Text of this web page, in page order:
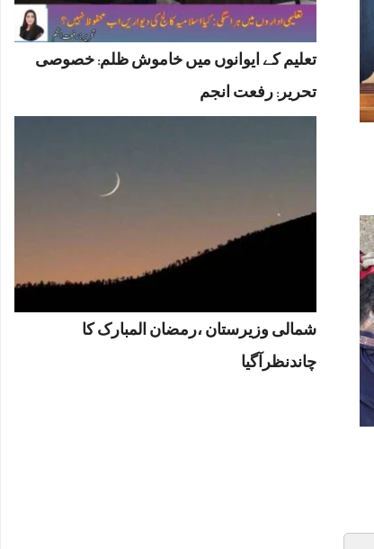
تعلیم کے ایوانوں میں خاموش ظلم: خصوصی
تحریر: رفعت انجم
شمالی وزیرستان ،رمضان المبارک کا
چاندنظرآگیا